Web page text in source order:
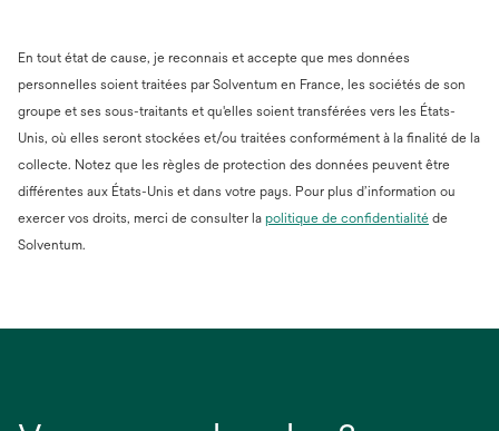
En tout état de cause, je reconnais et accepte que mes données
personnelles soient traitées par Solventum en France, les sociétés de son
groupe et ses sous-traitants et qu'elles soient transférées vers les États-
Unis, où elles seront stockées et/ou traitées conformément à la finalité de la
collecte. Notez que les règles de protection des données peuvent être
différentes aux États-Unis et dans votre pays. Pour plus d’information ou
exercer vos droits, merci de consulter la politique de confidentialité s’ouvre
de
Solventum.